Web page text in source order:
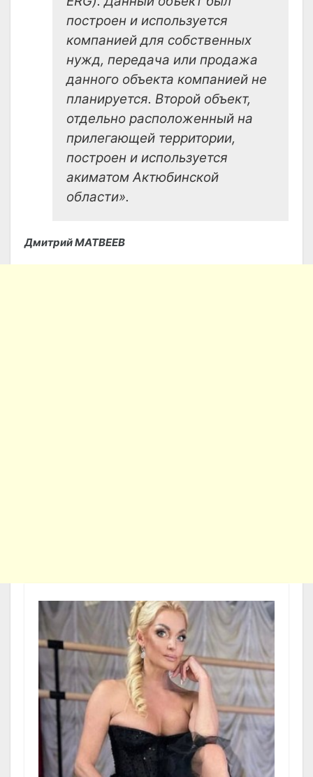
построен и используется
компанией для собственных
нужд, передача или продажа
данного объекта компанией не
планируется. Второй объект,
отдельно расположенный на
прилегающей территории,
построен и используется
акиматом Актюбинской
области».
Дмитрий МАТВЕЕВ